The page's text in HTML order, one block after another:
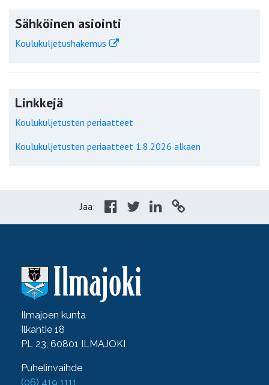
Sähköinen asiointi
Koulukuljetushakemus
Linkkejä
Koulukuljetusten periaatteet
Koulukuljetusten periaatteet 1.8.2026 alkaen
Jaa:
Ilmajoen kunta
Ilkantie 18
PL 23, 60801 ILMAJOKI
Puhelinvaihde
(06) 419 1111